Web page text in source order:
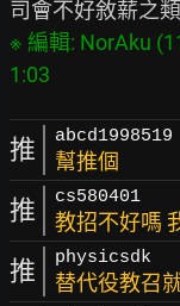
※ 編輯: NorAku
推 abcd1998519
幫推個
推 cs580401
教招不好嗎
推 physicsdk
替代役教召